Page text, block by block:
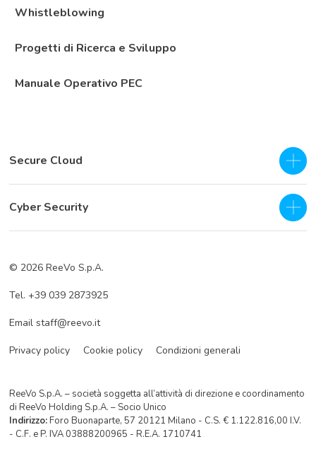
Whistleblowing
Progetti di Ricerca e Sviluppo
Manuale Operativo PEC
Secure Cloud
IaaS - Private Cloud
Private Cloud
Cyber Security
Incident Response
© 2026 ReeVo S.p.A.
Tel. +39 039 2873925
Email staff@reevo.it
Privacy policy Cookie policy Condizioni generali
ReeVo S.p.A. – società soggetta all’attività di direzione e coordinamento
di ReeVo Holding S.p.A. – Socio Unico
Indirizzo:Foro Buonaparte, 57 20121 Milano - C.S. € 1.122.816,00 I.V.
- C.F. e P. IVA 03888200965 - R.E.A. 1710741